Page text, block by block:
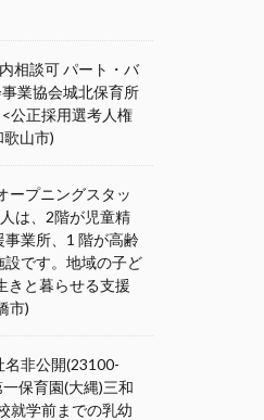
相談可 パート・バ
業協会城北保育所
公正採用選考人権
山市)
ープニングスタッ
は、2階が児童精
業所、1 階が高齢
です。地域の子ど
きと暮らせる支援
市)
名非公開(23100-
保育園(大縄)三和
就学前までの乳幼